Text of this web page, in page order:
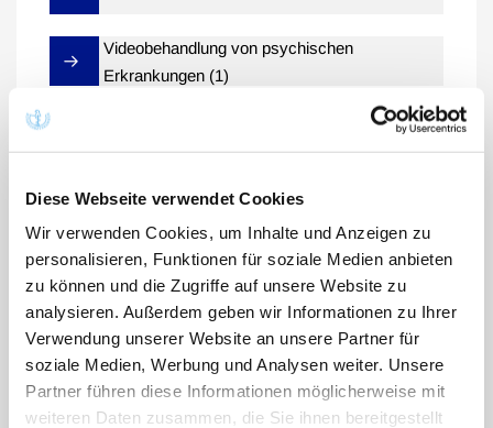
Diese Webseite verwendet Cookies
Wir verwenden Cookies, um Inhalte und Anzeigen zu
personalisieren, Funktionen für soziale Medien anbieten
zu können und die Zugriffe auf unsere Website zu
analysieren. Außerdem geben wir Informationen zu Ihrer
Verwendung unserer Website an unsere Partner für
soziale Medien, Werbung und Analysen weiter. Unsere
Partner führen diese Informationen möglicherweise mit
weiteren Daten zusammen, die Sie ihnen bereitgestellt
Videobehandlung von psychischen
Erkrankungen (1)
Pandemiebedingte befristete ärztliche Leistungen
Grundsätzliches
§ 1: Anwendungsbereich